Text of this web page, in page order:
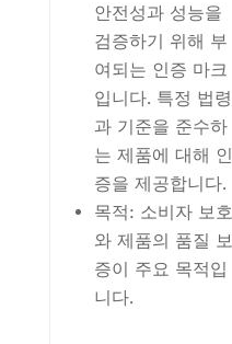
안전성과 성능을
검증하기 위해 부
여되는 인증 마크
입니다. 특정 법령
과 기준을 준수하
는 제품에 대해 인
증을 제공합니다.
목적: 소비자 보호
와 제품의 품질 보
증이 주요 목적입
니다.